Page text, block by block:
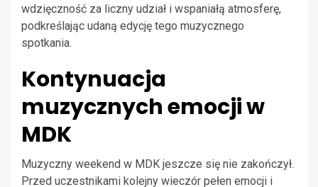
wdzięczność za liczny udział i wspaniałą atmosferę,
podkreślając udaną edycję tego muzycznego
spotkania.
Kontynuacja
muzycznych emocji w
MDK
Muzyczny weekend w MDK jeszcze się nie zakończył.
Przed uczestnikami kolejny wieczór pełen emocji i